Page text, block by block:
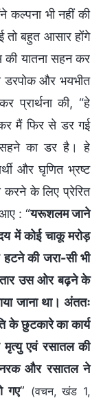
कल्पना भी नहीं की
तो बहुत आसार होंगे
की यातना सहन कर
डरपोक और भयभीत
प्रार्थना की, “हे
मैं फिर से डर गई
सहने का डर है। हे
और घृणित भ्रष्ट
के लिए प्रेरित
: “यरूशलम जाने
में कोई चाकू मरोड़
की जरा-सी भी
उस ओर बढ़ने के
जाना था। अंततः
के छुटकारे का कार्य
मृत्यु एवं रसातल की
नरक और रसातल ने
गए” (वचन, खंड 1,